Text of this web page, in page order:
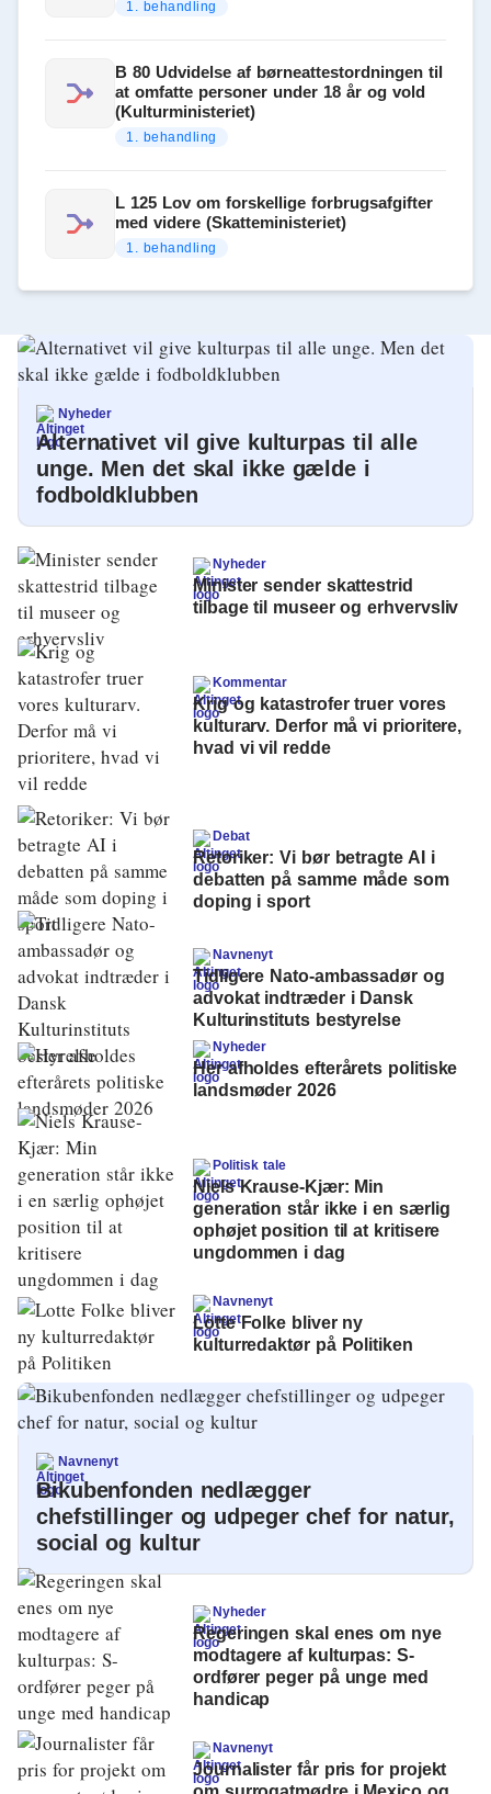
1. behandling
B 80 Udvidelse af børneattestordningen til
at omfatte personer under 18 år og vold
(Kulturministeriet)
1. behandling
L 125 Lov om forskellige forbrugsafgifter
med videre (Skatteministeriet)
1. behandling
Nyheder
Alternativet vil give kulturpas til alle
unge. Men det skal ikke gælde i
fodboldklubben
Nyheder
Minister sender skattestrid
tilbage til museer og erhvervsliv
Kommentar
Krig og katastrofer truer vores
kulturarv. Derfor må vi prioritere,
hvad vi vil redde
Debat
Retoriker: Vi bør betragte AI i
debatten på samme måde som
doping i sport
Navnenyt
Tidligere Nato-ambassadør og
advokat indtræder i Dansk
Kulturinstituts bestyrelse
Nyheder
Her afholdes efterårets politiske
landsmøder 2026
Politisk tale
Niels Krause-Kjær: Min
generation står ikke i en særlig
ophøjet position til at kritisere
ungdommen i dag
Navnenyt
Lotte Folke bliver ny
kulturredaktør på Politiken
Navnenyt
Bikubenfonden nedlægger
chefstillinger og udpeger chef for natur,
social og kultur
Nyheder
Regeringen skal enes om nye
modtagere af kulturpas: S-
ordfører peger på unge med
handicap
Navnenyt
Journalister får pris for projekt